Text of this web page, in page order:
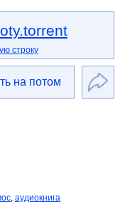
строку
на потом
, аудиокнига